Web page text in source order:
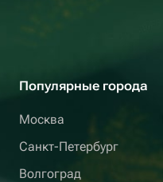
Популярные города
Москва
Санкт-Петербург
Волгоград